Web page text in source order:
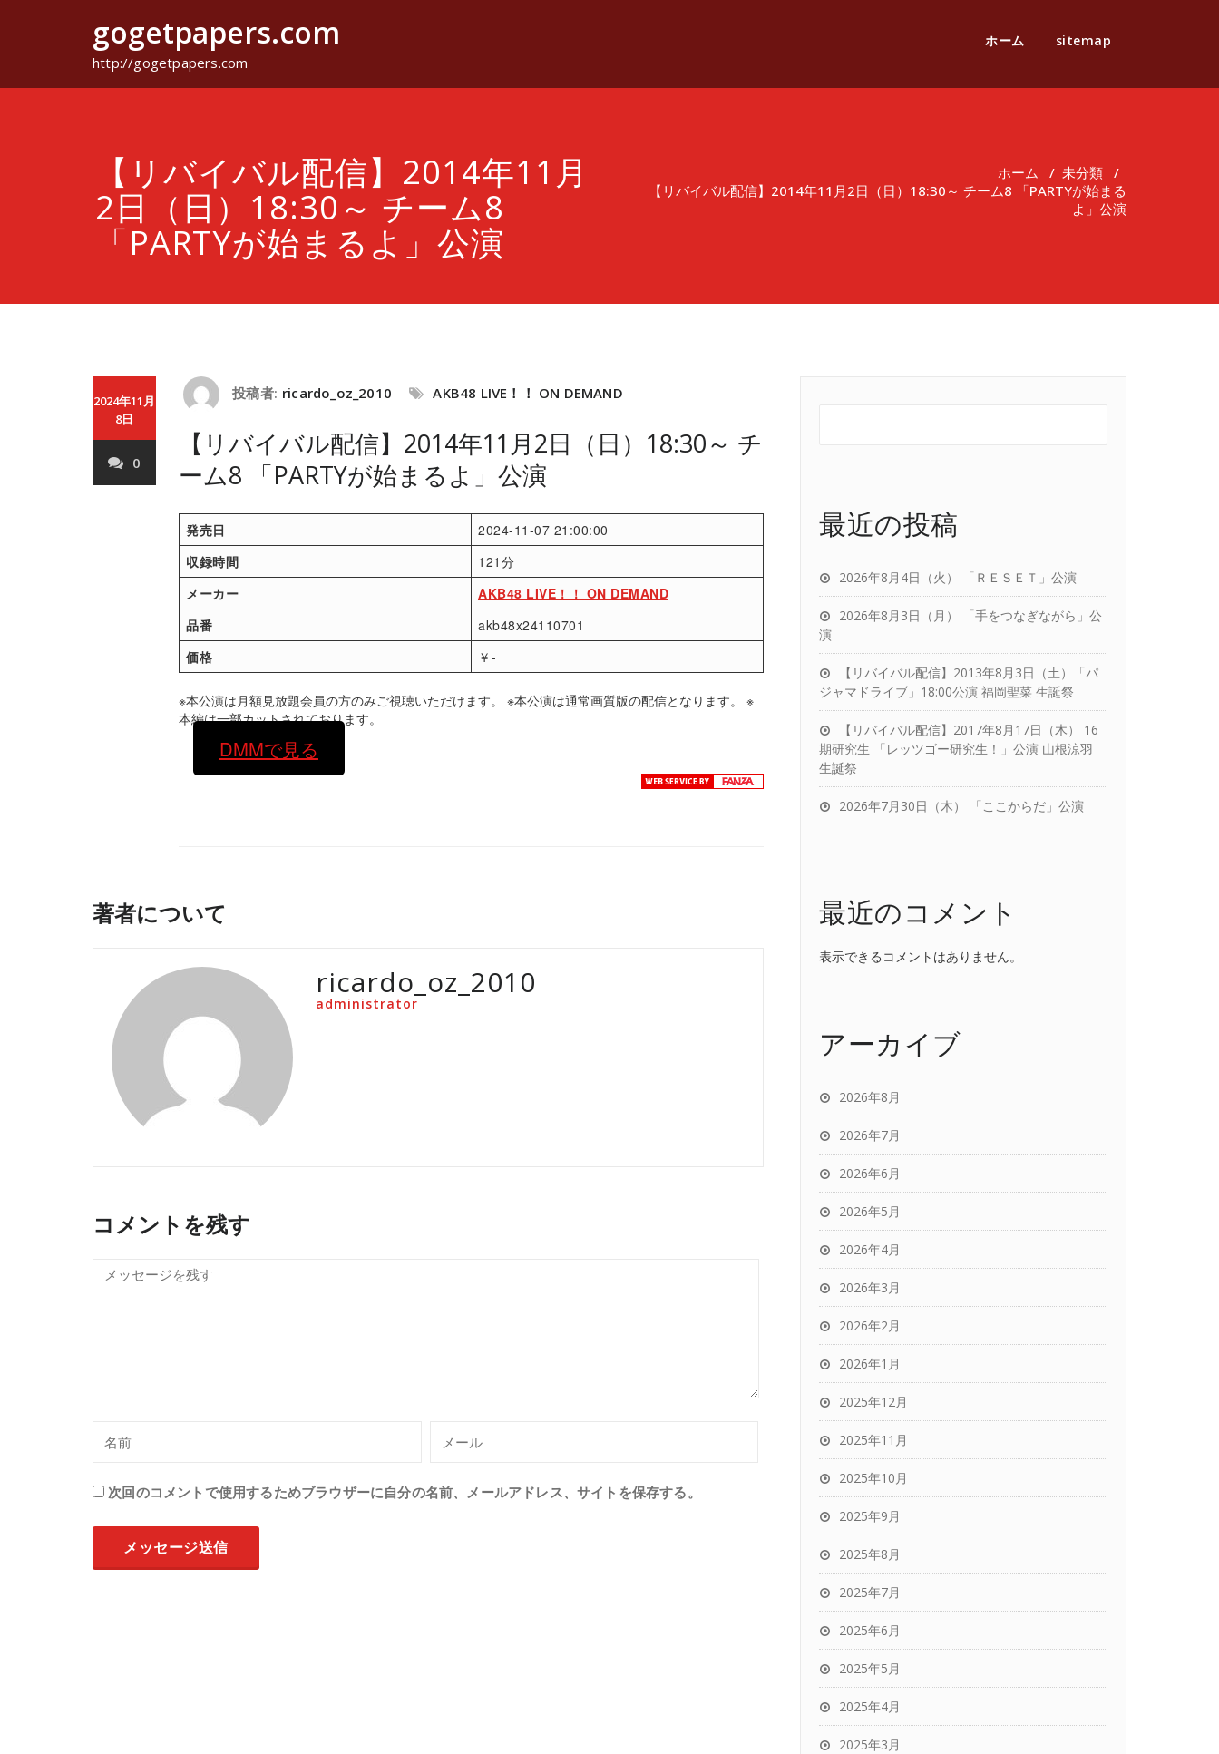
gogetpapers.com
http://gogetpapers.com
ホーム sitemap
【リバイバル配信】2014年11月
2日（日）18:30～ チーム8
「PARTYが始まるよ」公演
ホーム / 未分類 /
【リバイバル配信】2014年11月2日（日）18:30～ チーム8 「PARTYが始まる
よ」公演
2024年11月
8日
0
投稿者: ricardo_oz_2010 AKB48 LIVE！！ ON DEMAND
【リバイバル配信】2014年11月2日（日）18:30～ チ
ーム8 「PARTYが始まるよ」公演
発売日
2024-11-07 21:00:00
収録時間
121分
メーカー
AKB48 LIVE！！ ON DEMAND
品番
akb48x24110701
価格
￥-
※本公演は月額見放題会員の方のみご視聴いただけます。 ※本公演は通常画質版の配信となります。 ※
本編は一部カットされております。
DMMで見る
著者について
ricardo_oz_2010
administrator
コメントを残す
次回のコメントで使用するためブラウザーに自分の名前、メールアドレス、サイトを保存する。
最近の投稿
2026年8月4日（火） 「ＲＥＳＥＴ」公演
2026年8月3日（月） 「手をつなぎながら」公
演
【リバイバル配信】2013年8月3日（土）「パ
ジャマドライブ」18:00公演 福岡聖菜 生誕祭
【リバイバル配信】2017年8月17日（木） 16
期研究生 「レッツゴー研究生！」公演 山根涼羽
生誕祭
2026年7月30日（木） 「ここからだ」公演
最近のコメント
表示できるコメントはありません。
アーカイブ
2026年8月
2026年7月
2026年6月
2026年5月
2026年4月
2026年3月
2026年2月
2026年1月
2025年12月
2025年11月
2025年10月
2025年9月
2025年8月
2025年7月
2025年6月
2025年5月
2025年4月
2025年3月